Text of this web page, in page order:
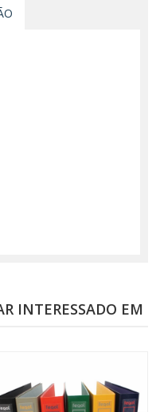
INTERESSADO EM